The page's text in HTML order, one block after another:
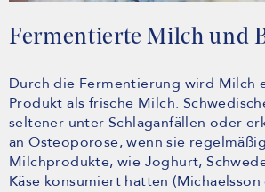
Fermentierte Milch und
Durch die Fermentierung wird Milch
Produkt als frische Milch.
seltener unter Schlaganfällen oder
an Osteoporose, wenn sie
Milchprodukte, wie Joghurt,
Käse konsumiert hatten